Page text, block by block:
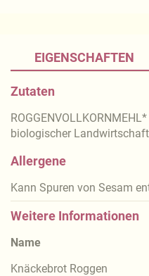
EIGENSCHAFTEN
Zutaten
biologischer Landwirtschaft
Allergene
Kann Spuren von Sesam
Weitere Informationen
Name
Knäckebrot Roggen